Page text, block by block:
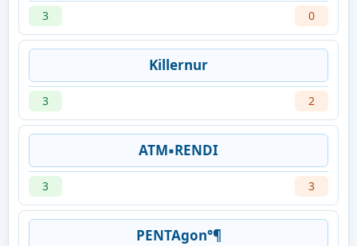
3 0
Killernur
3 2
ATM▪RENDI
3 3
PENTAgon°¶